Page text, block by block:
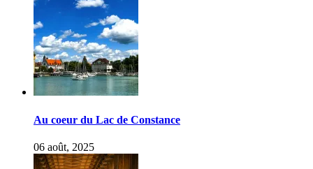
Au coeur du Lac de Constance
06 août, 2025